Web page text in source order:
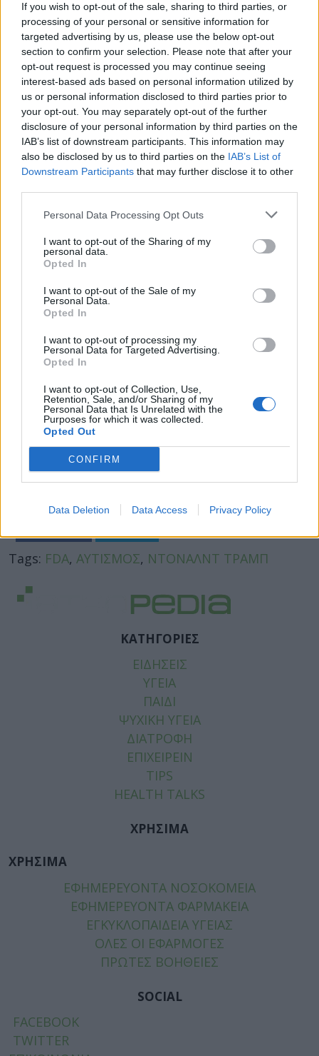
If you wish to opt-out of the sale, sharing to third parties, or
processing of your personal or sensitive information for
targeted advertising by us, please use the below opt-out
section to confirm your selection. Please note that after your
opt-out request is processed you may continue seeing
interest-based ads based on personal information utilized by
us or personal information disclosed to third parties prior to
your opt-out. You may separately opt-out of the further
disclosure of your personal information by third parties on the
IAB’s list of downstream participants. This information may
also be disclosed by us to third parties on the IAB’s List of
Downstream Participants that may further disclose it to other
Personal Data Processing Opt Outs
I want to opt-out of the Sharing of my
personal data.
Opted In
I want to opt-out of the Sale of my
Personal Data.
Opted In
I want to opt-out of processing my
Personal Data for Targeted Advertising.
Opted In
I want to opt-out of Collection, Use,
Retention, Sale, and/or Sharing of my
Personal Data that Is Unrelated with the
Purposes for which it was collected.
Opted Out
CONFIRM
Data Deletion Data Access Privacy Policy
Παρόλα αυτά, οι επιστήμονες τονίζουν ότι
απαιτούνται πολύ μεγαλύτερες και πιο
ολοκληρωμένες κλινικές μελέτες πριν δοθεί
επίσημη έγκριση.
Τι ισχύει σήμερα
Σύμφωνα με τον FDA, η λευκοβορίνη δεν
εγκρίνεται ως θεραπεία για τον αυτισμό λόγω
«ανεπαρκών δεδομένων». Παρόλα αυτά, σε
ορισμένες περιπτώσεις γιατροί μπορούν να τη
συνταγογραφήσουν εκτός εγκεκριμένων
ενδείξεων, εφόσον το κρίνουν απαραίτητο.
Η απόφαση αυτή θεωρείται από πολλούς
ειδικούς ως μια προσπάθεια του οργανισμού να
επαναφέρει τη συζήτηση σε καθαρά
επιστημονική βάση.
Tags: FDA, ΑΥΤΙΣΜΟΣ, ΝΤΟΝΑΛΝΤ ΤΡΑΜΠ
ΚΑΤΗΓΟΡΙΕΣ
ΕΙΔΗΣΕΙΣ
ΥΓΕΙΑ
ΠΑΙΔΙ
ΨΥΧΙΚΗ ΥΓΕΙΑ
ΔΙΑΤΡΟΦΗ
ΕΠΙΧΕΙΡΕΙΝ
TIPS
HEALTH TALKS
ΧΡΗΣΙΜΑ
ΧΡΗΣΙΜΑ
ΕΦΗΜΕΡΕΥΟΝΤΑ ΝΟΣΟΚΟΜΕΙΑ
ΕΦΗΜΕΡΕΥΟΝΤΑ ΦΑΡΜΑΚΕΙΑ
ΕΓΚΥΚΛΟΠΑΙΔΕΙΑ ΥΓΕΙΑΣ
ΟΛΕΣ ΟΙ ΕΦΑΡΜΟΓΕΣ
ΠΡΩΤΕΣ ΒΟΗΘΕΙΕΣ
SOCIAL
FACEBOOK
TWITTER